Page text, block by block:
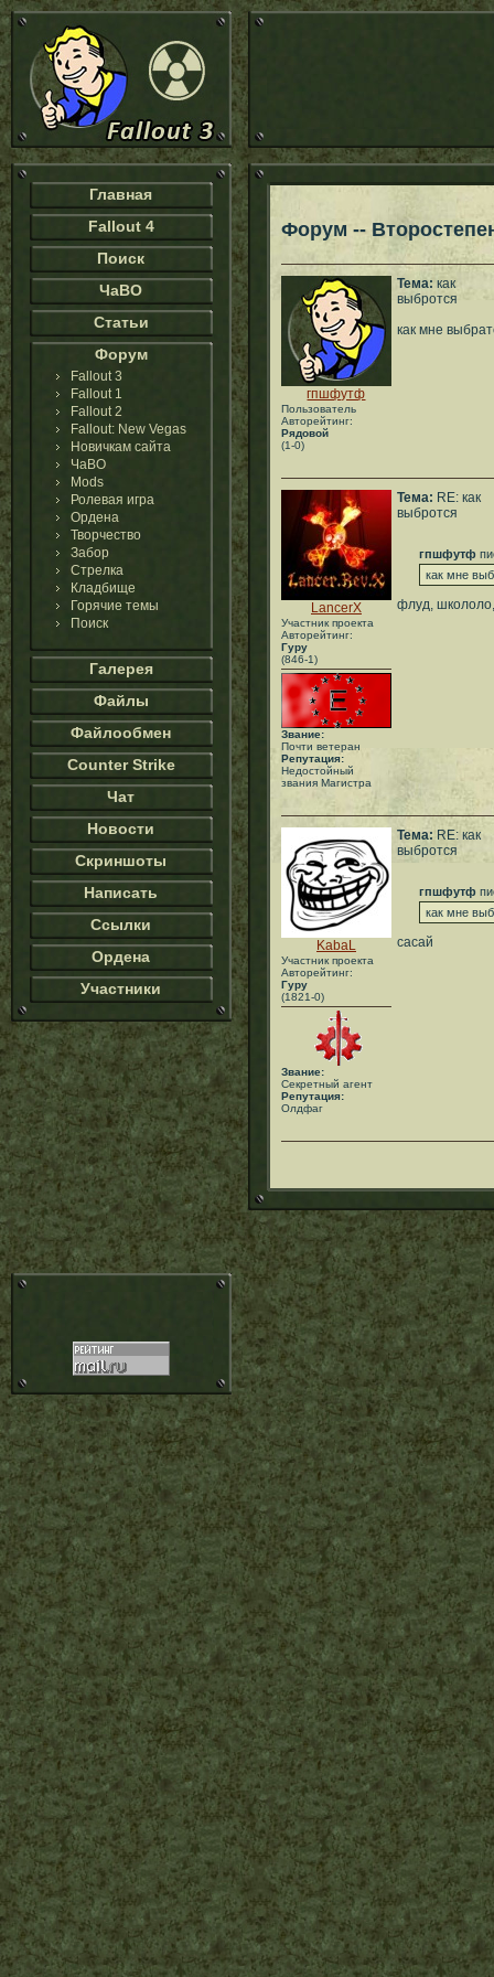
Главная
Fallout 4
Поиск
ЧаВО
Статьи
Форум
Fallout 3
Fallout 1
Fallout 2
Fallout: New Vegas
Новичкам сайта
ЧаВО
Mods
Ролевая игра
Ордена
Творчество
Забор
Стрелка
Кладбище
Горячие темы
Поиск
Галерея
Файлы
Файлообмен
Counter Strike
Чат
Новости
Скриншоты
Написать
Ссылки
Ордена
Участники
Форум --
гпшфутф
Пользователь
Авторейтинг:
Рядовой
(1-0)
Тема: как
выбротся
как мне
LancerX
Участник проекта
Авторейтинг:
Гуру
(846-1)
Звание:
Почти ветеран
Репутация:
Недостойный
звания Магистра
Тема: RE: как
выбротся
гпшфутф
как мне
флуд,
KabaL
Участник проекта
Авторейтинг:
Гуру
(1821-0)
Звание:
Секретный агент
Репутация:
Олдфаг
Тема: RE: как
выбротся
гпшфутф
как мне
сасай